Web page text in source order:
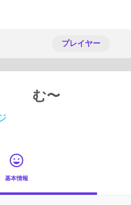
プレイヤー
む〜
基本情報